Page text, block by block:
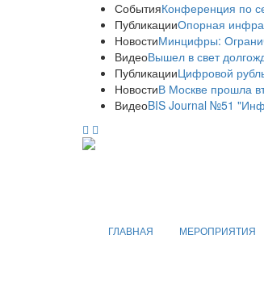
СобытияКонференция по
ПубликацииОпорная
НовостиМинцифры:
ВидеоВышел в свет
ПубликацииЦифровой
НовостиВ Москве прошла
ВидеоBIS Journal №51
ГЛАВНАЯ МЕРОПРИЯТИЯ